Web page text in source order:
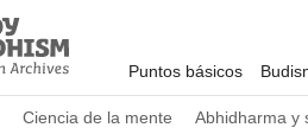
Puntos básicos
Ciencia de la mente Abhidharma y